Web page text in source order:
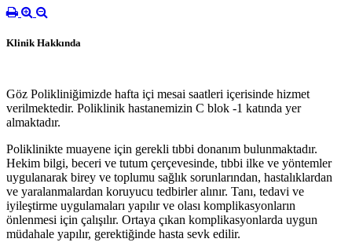
Klinik Hakkında
Göz Polikliniğimizde hafta içi mesai saatleri içerisinde hizmet
verilmektedir. Poliklinik hastanemizin C blok -1 katında yer
almaktadır.
Poliklinikte muayene için gerekli tıbbi donanım bulunmaktadır.
Hekim bilgi, beceri ve tutum çerçevesinde, tıbbi ilke ve yöntemler
uygulanarak birey ve toplumu sağlık sorunlarından, hastalıklardan
ve yaralanmalardan koruyucu tedbirler alınır. Tanı, tedavi ve
iyileştirme uygulamaları yapılır ve olası komplikasyonların
önlenmesi için çalışılır. Ortaya çıkan komplikasyonlarda uygun
müdahale yapılır, gerektiğinde hasta sevk edilir.